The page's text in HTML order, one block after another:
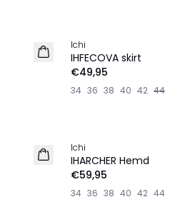
NEU
Ichi
IHFECOVA skirt
€49,95
34 36 38 40 42 44
NEU
Ichi
IHARCHER Hemd
€59,95
34 36 38 40 42 44